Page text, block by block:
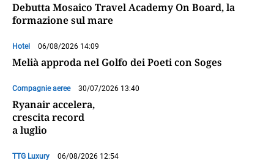
Debutta Mosaico Travel Academy On Board, la
formazione sul mare
Hotel 06/08/2026 14:09
Melià approda nel Golfo dei Poeti con Soges
Compagnie aeree 30/07/2026 13:40
Ryanair accelera,
crescita record
a luglio
TTG Luxury 06/08/2026 12:54